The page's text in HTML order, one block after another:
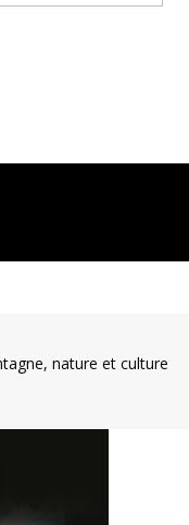
nature et culture